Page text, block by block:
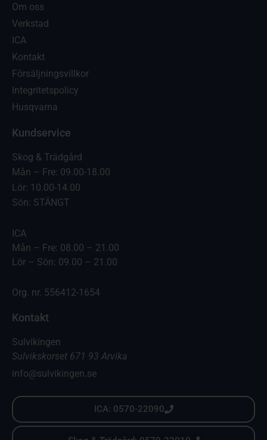
Om oss
Verkstad
ICA
Kontakt
Försäljningsvillkor
Integritetspolicy
Husqvarna
Kundservice
Skog & Trädgård
Mån – Fre: 09.00-18.00
Lör: 10.00-14.00
Sön: STÄNGT
ICA
Mån – Fre: 08.00 – 21.00
Lör – Sön: 09.00 – 21.00
Org. nr. 556412-1654
Kontakt
Sulvikingen
Sulvikskorset 671 93 Arvika
info@sulvikingen.se
ICA: 0570-22090